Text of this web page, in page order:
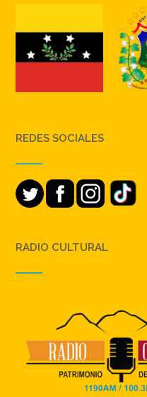
REDES SOCIALES
RADIO CULTURAL